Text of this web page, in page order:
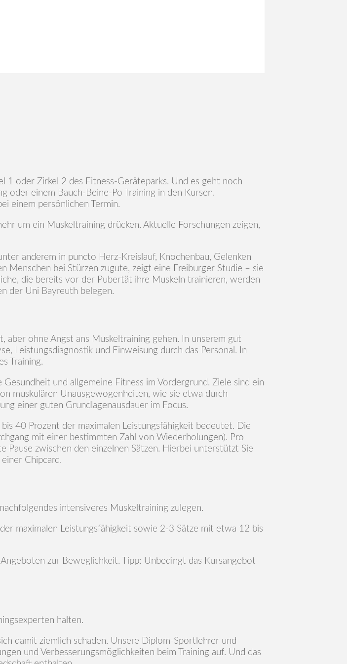
1 oder Zirkel 2 des Fitness-Geräteparks. Und es geht noch
oder einem Bauch-Beine-Po Training in den Kursen.
einem persönlichen Termin.
um ein Muskeltraining drücken. Aktuelle Forschungen zeigen,
anderem in puncto Herz-Kreislauf, Knochenbau, Gelenken
bei Stürzen zugute, zeigt eine Freiburger Studie – sie
die bereits vor der Pubertät ihre Muskeln trainieren, werden
der Uni Bayreuth belegen.
aber ohne Angst ans Muskeltraining gehen. In unserem gut
Leistungsdiagnostik und Einweisung durch das Personal. In
Training.
und allgemeine Fitness im Vordergrund. Ziele sind ein
muskulären Unausgewogenheiten, wie sie etwa durch
einer guten Grundlagenausdauer im Focus.
40 Prozent der maximalen Leistungsfähigkeit bedeutet. Die
mit einer bestimmten Zahl von Wiederholungen). Pro
zwischen den einzelnen Sätzen. Hierbei unterstützt Sie
Chipcard.
intensiveres Muskeltraining zulegen.
maximalen Leistungsfähigkeit sowie 2-3 Sätze mit etwa 12 bis
zur Beweglichkeit. Tipp: Unbedingt das Kursangebot
halten.
damit ziemlich schaden. Unsere Diplom-Sportlehrer und
und Verbesserungsmöglichkeiten beim Training auf. Und das